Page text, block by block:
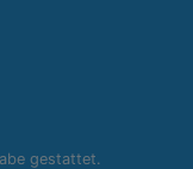
gestattet.